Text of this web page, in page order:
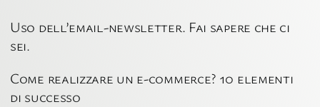
Uso dell’email-newsletter. Fai sapere che ci
sei.
Come realizzare un e-commerce? 10 elementi
di successo